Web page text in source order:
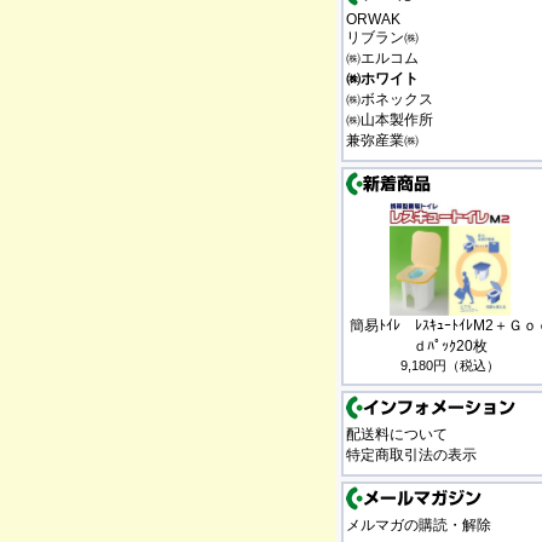
ORWAK
リブラン㈱
㈱エルコム
㈱ホワイト
㈱ボネックス
㈱山本製作所
兼弥産業㈱
簡易ﾄｲﾚ ﾚｽｷｭｰﾄｲﾚM2＋Ｇｏ
ｄﾊﾟｯｸ20枚
9,180円（税込）
配送料について
特定商取引法の表示
メルマガの購読・解除